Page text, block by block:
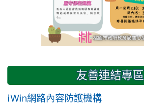
友善連結專區
iWin網路內容防護機構